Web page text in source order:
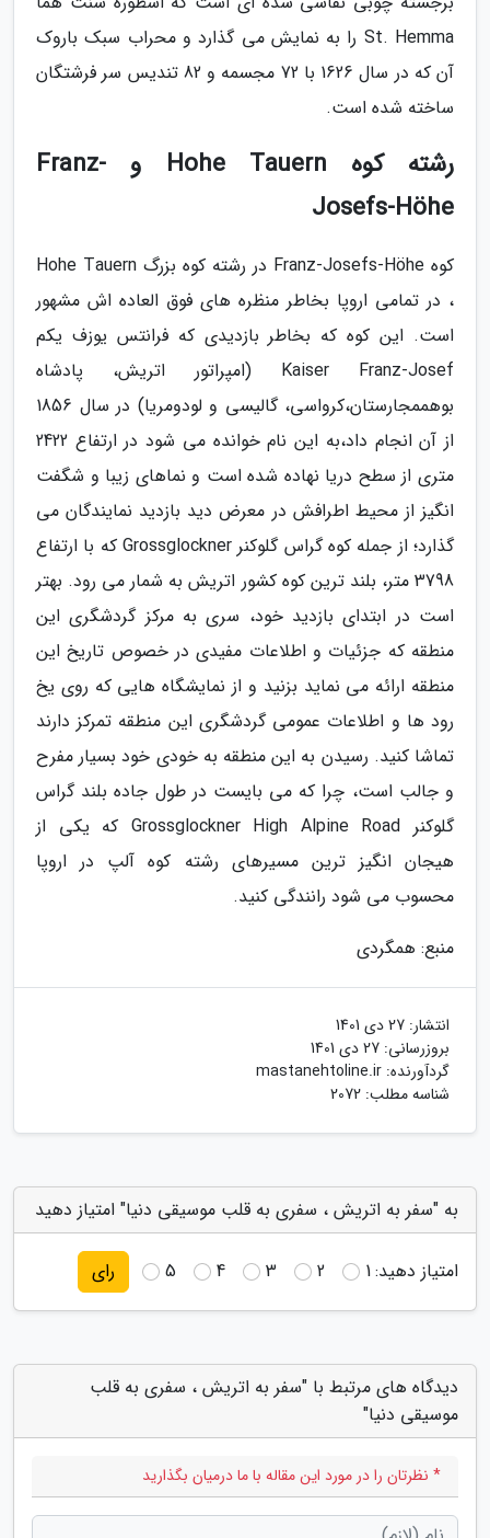
St. Hemma را به نمایش می گذارد و محراب سبک باروک
آن که در سال 1626 با 72 مجسمه و 82 تندیس سر فرشتگان
ساخته شده است.
رشته کوه Hohe Tauern و Franz-
Josefs-Höhe
کوه Franz-Josefs-Höhe در رشته کوه بزرگ Hohe Tauern
، در تمامی اروپا بخاطر منظره های فوق العاده اش مشهور
است. این کوه که بخاطر بازدیدی که فرانتس یوزف یکم
Kaiser Franz-Josef (امپراتور اتریش، پادشاه
بوهممجارستان،کرواسی، گالیسی و لودومریا) در سال 1856
از آن انجام داد،به این نام خوانده می شود در ارتفاع 2422
متری از سطح دریا نهاده شده است و نماهای زیبا و شگفت
انگیز از محیط اطرافش در معرض دید بازدید نمایندگان می
گذارد؛ از جمله کوه گراس گلوکنر Grossglockner که با ارتفاع
3798 متر، بلند ترین کوه کشور اتریش به شمار می رود. بهتر
است در ابتدای بازدید خود، سری به مرکز گردشگری این
منطقه که جزئیات و اطلاعات مفیدی در خصوص تاریخ این
منطقه ارائه می نماید بزنید و از نمایشگاه هایی که روی یخ
رود ها و اطلاعات عمومی گردشگری این منطقه تمرکز دارند
تماشا کنید. رسیدن به این منطقه به خودی خود بسیار مفرح
و جالب است، چرا که می بایست در طول جاده بلند گراس
گلوکنر Grossglockner High Alpine Road که یکی از
هیجان انگیز ترین مسیرهای رشته کوه آلپ در اروپا
محسوب می شود رانندگی کنید.
منبع: همگردی
انتشار: 27 دی 1401
بروزرسانی: 27 دی 1401
گردآورنده: mastanehtoline.ir
شناسه مطلب: 2072
به "سفر به اتریش ، سفری به قلب موسیقی دنیا" امتیاز دهید
امتیاز دهید:1
2
3
4
5 رای
دیدگاه های مرتبط با "سفر به اتریش ، سفری به قلب
موسیقی دنیا"
* نظرتان را در مورد این مقاله با ما درمیان بگذارید